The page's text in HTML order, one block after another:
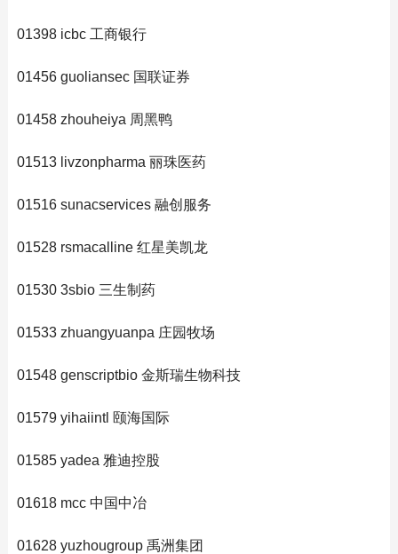
01398 icbc 工商银行
01456 guoliansec 国联证券
01458 zhouheiya 周黑鸭
01513 livzonpharma 丽珠医药
01516 sunacservices 融创服务
01528 rsmacalline 红星美凯龙
01530 3sbio 三生制药
01533 zhuangyuanpa 庄园牧场
01548 genscriptbio 金斯瑞生物科技
01579 yihaiintl 颐海国际
01585 yadea 雅迪控股
01618 mcc 中国中冶
01628 yuzhougroup 禹洲集团